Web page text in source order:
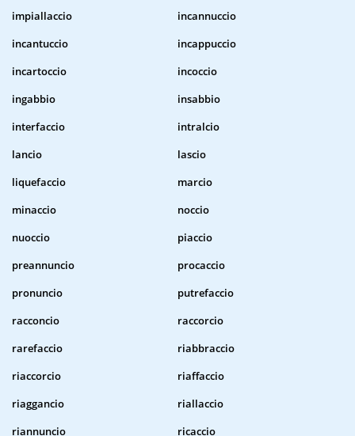
impiallaccio
incannuccio
incantuccio
incappuccio
incartoccio
incoccio
ingabbio
insabbio
interfaccio
intralcio
lancio
lascio
liquefaccio
marcio
minaccio
noccio
nuoccio
piaccio
preannuncio
procaccio
pronuncio
putrefaccio
racconcio
raccorcio
rarefaccio
riabbraccio
riaccorcio
riaffaccio
riaggancio
riallaccio
riannuncio
ricaccio